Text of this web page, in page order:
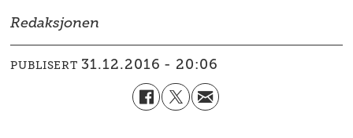
Redaksjonen
PUBLISERT 31.12.2016 - 20:06